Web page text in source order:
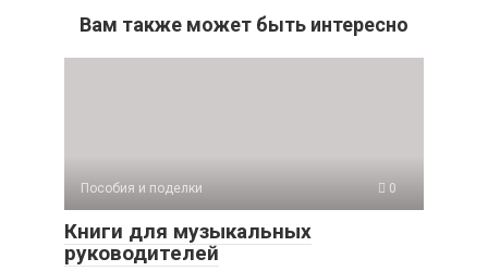
Вам также может быть интересно
Пособия и поделки 0
Книги для музыкальных
руководителей